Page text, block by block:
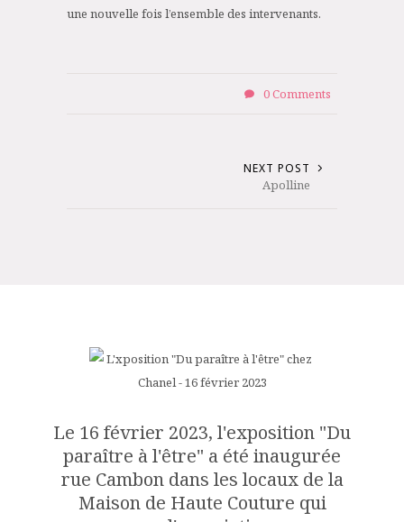
une nouvelle fois l’ensemble des intervenants.
0 Comments
NEXT POST
Apolline
Le 16 février 2023, l'exposition "Du
paraître à l'être" a été inaugurée
rue Cambon dans les locaux de la
Maison de Haute Couture qui